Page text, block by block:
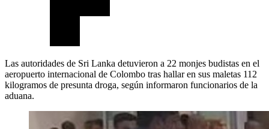
Las autoridades de Sri Lanka detuvieron a 22 monjes budistas en el
aeropuerto internacional de Colombo tras hallar en sus maletas 112
kilogramos de presunta droga, según informaron funcionarios de la
aduana.